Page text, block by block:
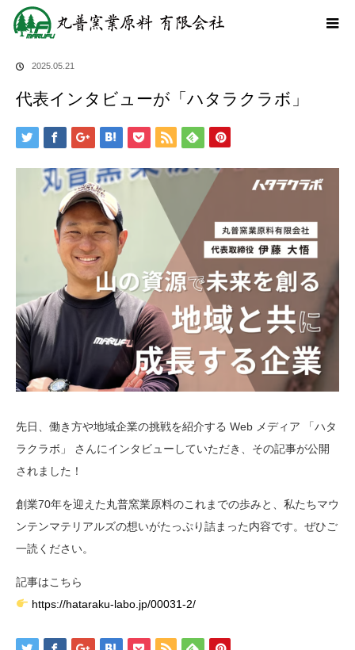
ホーム
ブログ
代表インタビューが「ハタラクラボ」
2025.05.21
代表インタビューが「ハタラクラボ」
先日、働き方や地域企業の挑戦を紹介する Web メディア 「ハタ
ラクラボ」 さんにインタビューしていただき、その記事が公開
されました！
創業70年を迎えた丸普窯業原料のこれまでの歩みと、私たちマウ
ンテンマテリアルズの想いがたっぷり詰まった内容です。ぜひご
一読ください。
記事はこちら
https://hataraku-labo.jp/00031-2/